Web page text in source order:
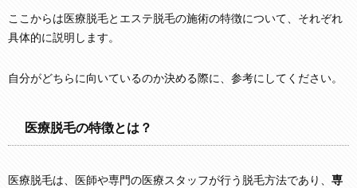
ここからは医療脱毛とエステ脱毛の施術の特徴について、それぞれ
具体的に説明します。
自分がどちらに向いているのか決める際に、参考にしてください。
医療脱毛の特徴とは？
医療脱毛は、医師や専門の医療スタッフが行う脱毛方法であり、 専